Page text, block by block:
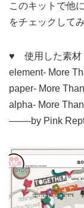
このキットで他
をチェックして
♥ 使用した素
element- More
paper- More
alpha- More
——-by Pink